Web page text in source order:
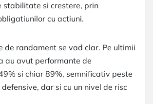
stabilitate si crestere, prin
cu actiuni.
de randament se vad clar. Pe ultimii
au avut performante de
si chiar 89%, semnificativ peste
dar si cu un nivel de risc